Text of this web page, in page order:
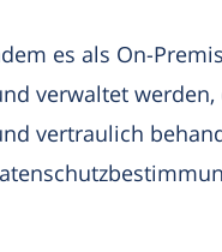
es als On-
verwaltet werden,
vertraulich